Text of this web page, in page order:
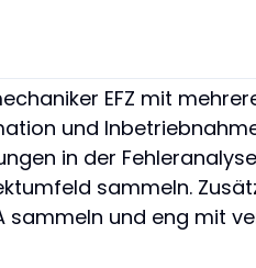
EFZ mit
und
in der
sammeln.
sammeln und eng mit